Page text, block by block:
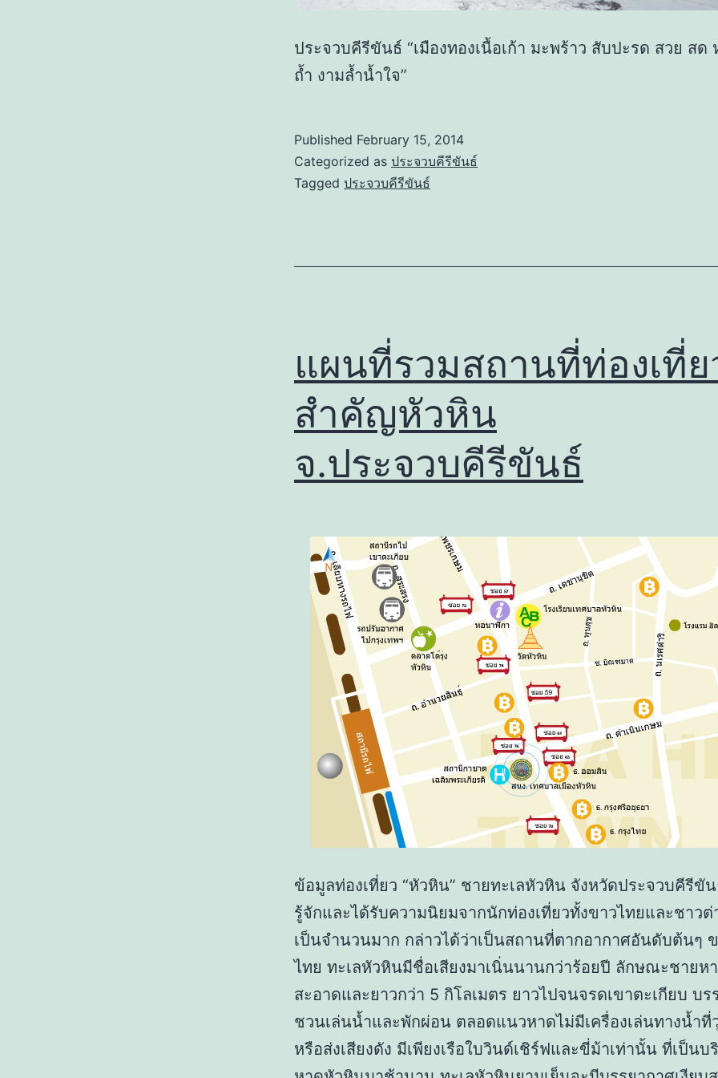
ประจวบคีรีขันธ์ “เมืองทองเนื้อเก้า มะพร้าว สับปะรด สวย สด
ถ้ำ งามล้ำน้ำใจ”
Published February 15, 2014
Categorized as ประจวบคีรีขันธ์
Tagged ประจวบคีรีขันธ์
แผนที่รวมสถานที่ท่องเที่ย
สำคัญหัวหิน
จ.ประจวบคีรีขันธ์
ข้อมูลท่องเที่ยว “หัวหิน” ชายทะเลหัวหิน จังหวัดประจวบคีรีขั
รู้จักและได้รับความนิยมจากนักท่องเที่ยวทั้งขาวไทยและชาวต่
เป็นจำนวนมาก กล่าวได้ว่าเป็นสถานที่ตากอากาศอันดับต้นๆ ข
ไทย ทะเลหัวหินมีชื่อเสียงมาเนิ่นนานกว่าร้อยปี ลักษณะชายห
สะอาดและยาวกว่า 5 กิโลเมตร ยาวไปจนจรดเขาตะเกียบ บร
ชวนเล่นน้ำและพักผ่อน ตลอดแนวหาดไม่มีเครื่องเล่นทางน้ำที่
หรือส่งเสียงดัง มีเพียงเรือใบวินด์เชิร์ฟและขี่ม้าเท่านั้น ที่เป็นบ